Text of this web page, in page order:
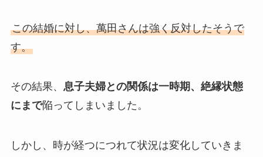
この結婚に対し、萬田さんは強く反対したそうで
す。
その結果、 息子夫婦との関係は一時期、絶縁状態
にまで陥ってしまいました。
しかし、時が経つにつれて状況は変化していきま